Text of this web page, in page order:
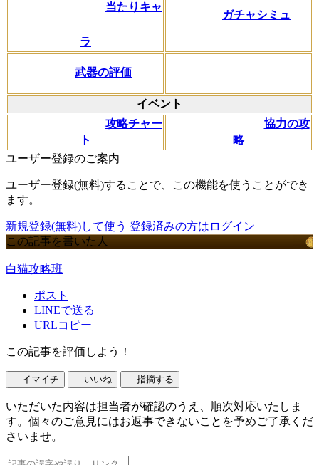
当たりキャ
ラ
ガチャシミュ
武器の評価
イベント
攻略チャー
ト
協力の攻
略
ユーザー登録のご案内
ユーザー登録(無料)することで、この機能を使うことができ
ます。
新規登録(無料)して使う 登録済みの方はログイン
この記事を書いた人
白猫攻略班
ポスト
LINEで送る
URLコピー
この記事を評価しよう！
イマイチ いいね 指摘する
いただいた内容は担当者が確認のうえ、順次対応いたしま
す。個々のご意見にはお返事できないことを予めご了承くだ
さいませ。